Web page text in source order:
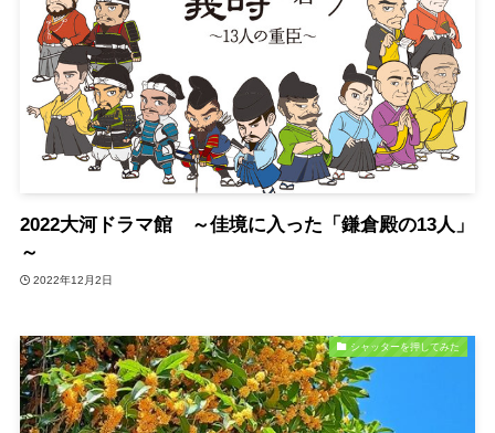
2022大河ドラマ館 ～佳境に入った「鎌倉殿の13人」
～
2022年12月2日
シャッターを押してみた